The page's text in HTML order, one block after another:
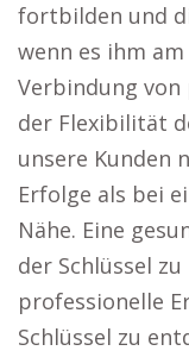
fortbilden und
wenn es ihm
Verbindung
der Flexibilität
unsere Kunden
Erfolge als bei
Nähe. Eine
der Schlüssel
professionelle
Schlüssel zu